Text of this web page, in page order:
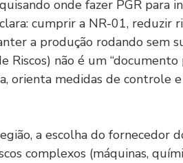
onde fazer PGR para
cumprir a NR-01, reduzir
a produção rodando sem
Riscos) não é um
orienta medidas de controle
a escolha do fornecedor
complexos (máquinas,